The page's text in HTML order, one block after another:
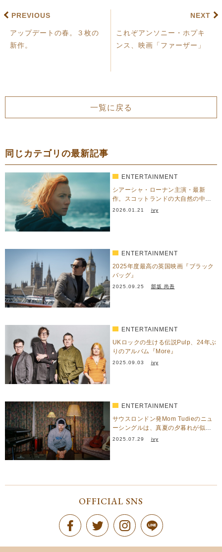
PREVIOUS
アップデートの春。３枚の
新作。
NEXT
これぞアンソニー・ホプキ
ンス、映画「ファーザー」
一覧に戻る
同じカテゴリの最新記事
ENTERTAINMENT
シアーシャ・ローナン主演・最新
作。スコットランドの大自然の中、
過去の己と静かに向き合う—『…
2026.01.21 ivy
ENTERTAINMENT
2025年度最高の英国映画『ブラック
バッグ』
2025.09.25 部坂 尚吾
ENTERTAINMENT
UKロックの生ける伝説Pulp、24年ぶ
りのアルバム『More』
2025.09.03 ivy
ENTERTAINMENT
サウスロンドン発Mom Tudieのニュ
ーシングルは、真夏の夕暮れが似合
うメロウなネオソウ…
2025.07.29 ivy
OFFICIAL SNS